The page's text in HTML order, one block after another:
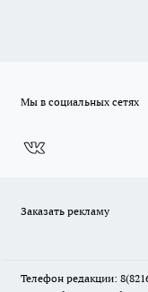
Мы в социальных сетях
Заказать рекламу
Телефон редакции: